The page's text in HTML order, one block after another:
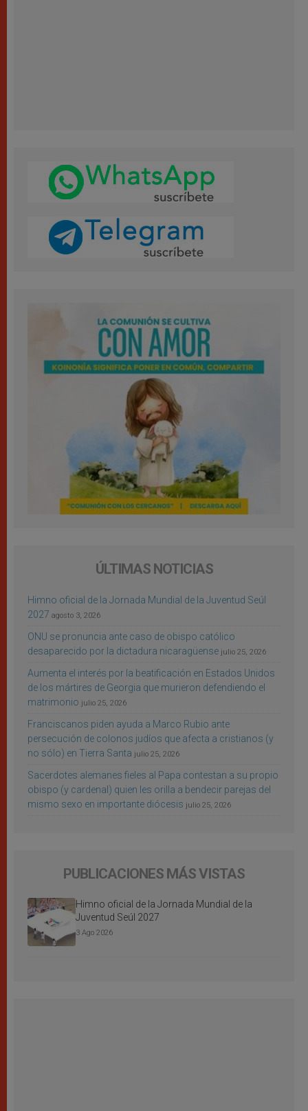
ÚLTIMAS NOTICIAS
Himno oficial de la Jornada Mundial de la Juventud Seúl
2027 agosto 3, 2026
ONU se pronuncia ante caso de obispo católico
desaparecido por la dictadura nicaragüense julio 25, 2026
Aumenta el interés por la beatificación en Estados Unidos
de los mártires de Georgia que murieron defendiendo el
matrimonio julio 25, 2026
Franciscanos piden ayuda a Marco Rubio ante
persecución de colonos judíos que afecta a cristianos (y
no sólo) en Tierra Santa julio 25, 2026
Sacerdotes alemanes fieles al Papa contestan a su propio
obispo (y cardenal) quien les orilla a bendecir parejas del
mismo sexo en importante diócesis julio 25, 2026
PUBLICACIONES MÁS VISTAS
Himno oficial de la Jornada Mundial de la
Juventud Seúl 2027
3 Ago 2026